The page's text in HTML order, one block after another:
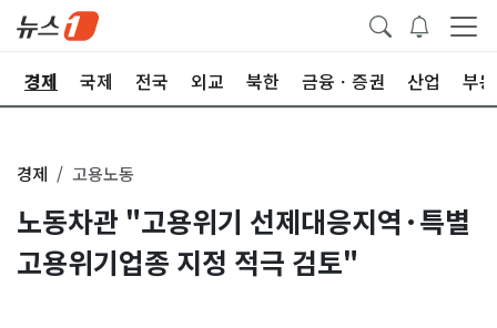
경제 국제 전국 외교 북한 금융ㆍ증권 산업 부
경제 고용노동
노동차관 "고용위기 선제대응지역·특별
고용위기업종 지정 적극 검토"